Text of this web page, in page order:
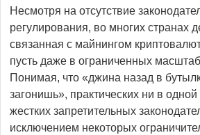
Несмотря на отсутствие
регулирования, во многих странах
связанная с майнингом
пусть даже в ограниченных
Понимая, что «джина назад в
загонишь», практических ни в
жестких запретительных
исключением некоторых